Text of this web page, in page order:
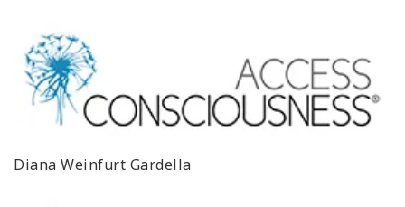
Diana Weinfurt Gardella